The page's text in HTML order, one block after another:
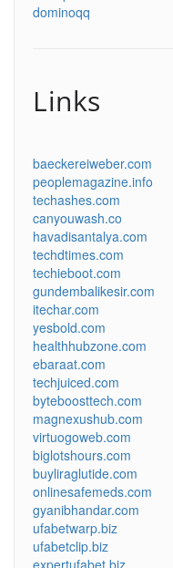
dominoqq
Links
baeckereiweber.com
peoplemagazine.info
techashes.com
canyouwash.co
havadisantalya.com
techdtimes.com
techieboot.com
gundembalikesir.com
itechar.com
yesbold.com
healthhubzone.com
ebaraat.com
techjuiced.com
byteboosttech.com
magnexushub.com
virtuogoweb.com
biglotshours.com
buyliraglutide.com
onlinesafemeds.com
gyanibhandar.com
ufabetwarp.biz
ufabetclip.biz
expertufabet.biz